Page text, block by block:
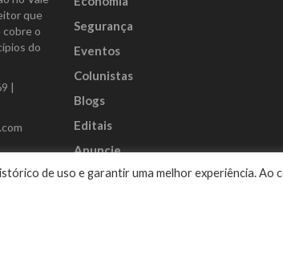
que
cobre o
do
|
Segurança
Eventos
Colunistas
Blogs
Editais
Anuncie
de uso e garantir uma melhor experiência. Ao